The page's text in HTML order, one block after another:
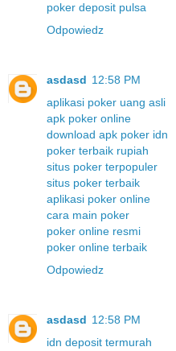
poker deposit pulsa
Odpowiedz
asdasd 12:58 PM
aplikasi poker uang asli
apk poker online
download apk poker idn
poker terbaik rupiah
situs poker terpopuler
situs poker terbaik
aplikasi poker online
cara main poker
poker online resmi
poker online terbaik
Odpowiedz
asdasd 12:58 PM
idn deposit termurah